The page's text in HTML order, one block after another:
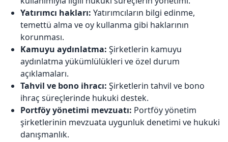
Yatırımcı hakları: Yatırımcıların bilgi edinme,
temettü alma ve oy kullanma gibi haklarının
korunması.
Kamuyu aydınlatma: Şirketlerin kamuyu
aydınlatma yükümlülükleri ve özel durum
açıklamaları.
Tahvil ve bono ihracı: Şirketlerin tahvil ve bono
ihraç süreçlerinde hukuki destek.
Portföy yönetimi mevzuatı: Portföy yönetim
şirketlerinin mevzuata uygunluk denetimi ve hukuki
danışmanlık.